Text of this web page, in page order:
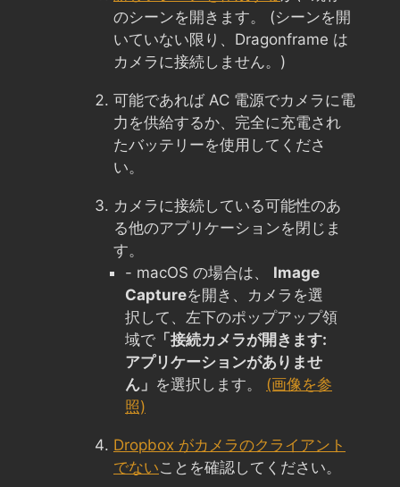
のシーンを開きます。 (シーンを開
いていない限り、Dragonframe は
カメラに接続しません。)
可能であれば AC 電源でカメラに電
力を供給するか、完全に充電され
たバッテリーを使用してくださ
い。
カメラに接続している可能性のあ
る他のアプリケーションを閉じま
す。
- macOS の場合は、 Image
Captureを開き、カメラを選
択して、左下のポップアップ領
域で 「接続カメラが開きます:
アプリケーションがありませ
ん」 を選択します。 (画像を参
照)
Dropbox がカメラのクライアント
でないことを確認してください。